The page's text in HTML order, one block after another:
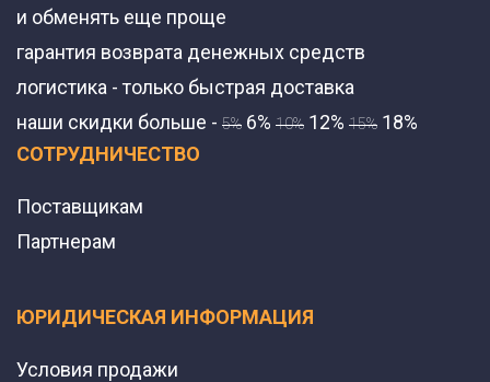
и обменять еще проще
гарантия возврата денежных средств
логистика - только быстрая доставка
наши скидки больше - 5% 6% 10% 12% 15% 18%
СОТРУДНИЧЕСТВО
Поставщикам
Партнерам
ЮРИДИЧЕСКАЯ ИНФОРМАЦИЯ
Условия продажи